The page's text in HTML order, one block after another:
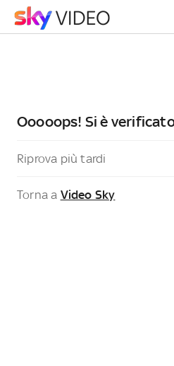
Ooooops! Si è
Riprova più tardi
Torna a Video Sky